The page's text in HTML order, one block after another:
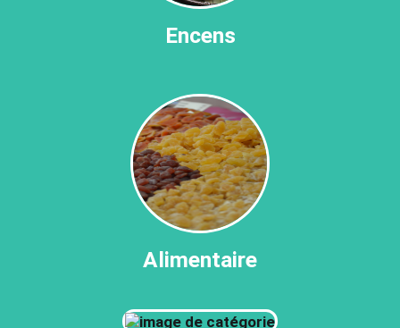
Encens
Alimentaire